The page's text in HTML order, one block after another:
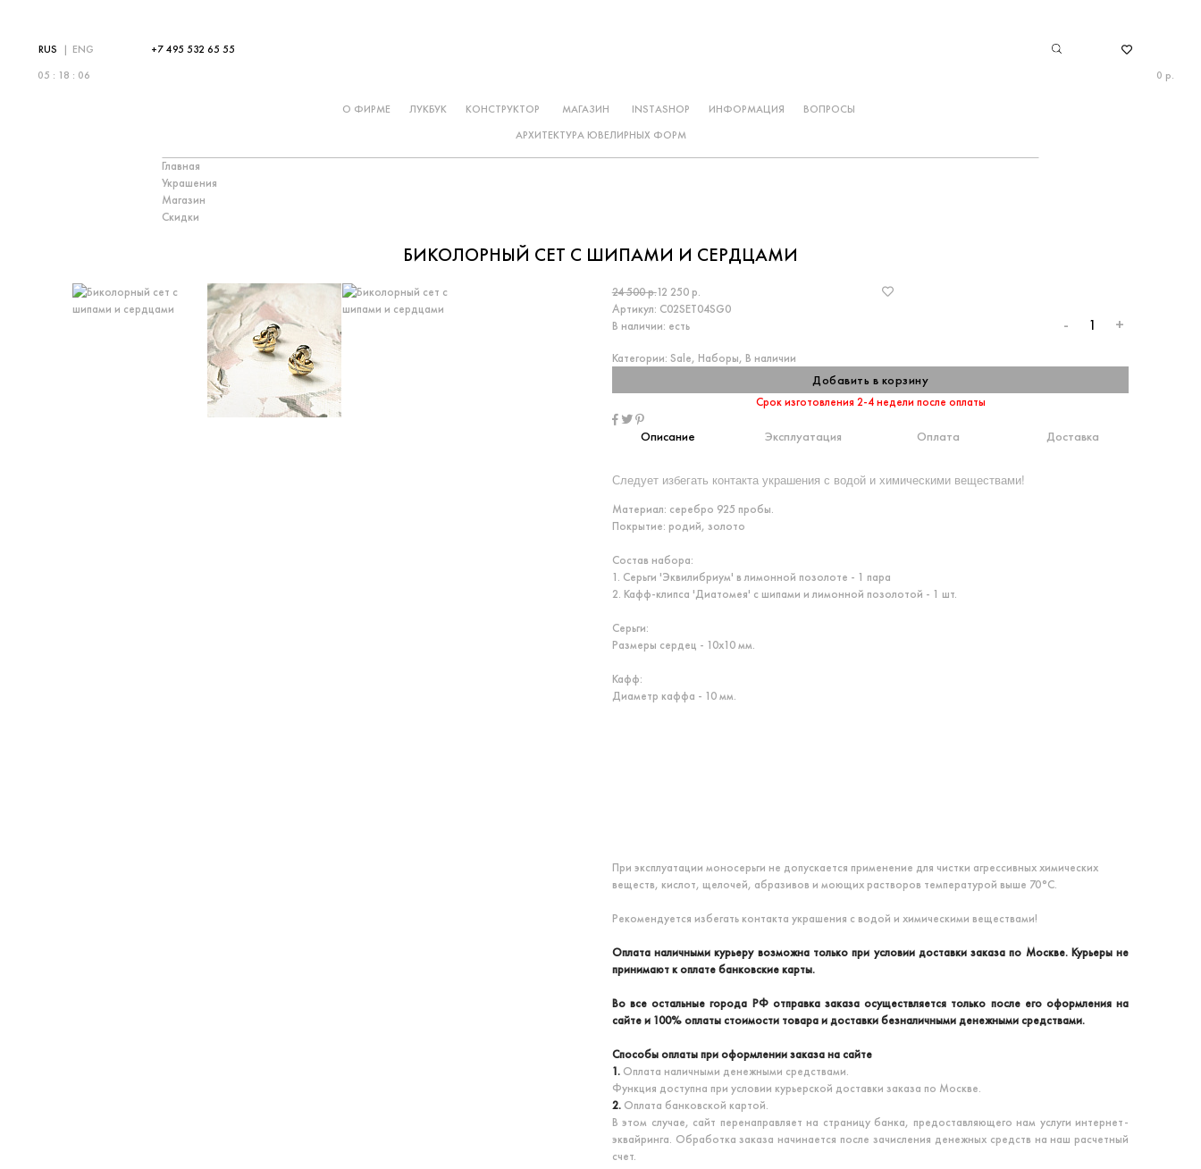
RUS | ENG
05 : 18 : 06
+7 495 532 65 55
0 р.
О ФИРМЕ ЛУКБУК КОНСТРУКТОР МАГАЗИН INSTASHOP ИНФОРМАЦИЯ
ВОПРОСЫ
АРХИТЕКТУРА ЮВЕЛИРНЫХ ФОРМ
Главная
Украшения
Магазин
Скидки
БИКОЛОРНЫЙ СЕТ С ШИПАМИ И СЕРДЦАМИ
24 500 р.12 250 р.
Артикул: С02SET04SG0
В наличии: есть - +
Категории: Sale, Наборы, В наличии
Добавить в корзину
Срок изготовления 2-4 недели после оплаты
Описание Эксплуатация Оплата Доставка
Следует избегать контакта украшения с водой и химическими веществами!
Материал: серебро 925 пробы.
Покрытие: родий, золото
Состав набора:
1. Серьги 'Эквилибриум' в лимонной позолоте - 1 пара
2. Кафф-клипса 'Диатомея' с шипами и лимонной позолотой - 1 шт.
Серьги:
Размеры сердец - 10x10 мм.
Кафф:
Диаметр каффа - 10 мм.
При эксплуатации моносерьги не допускается применение для чистки агрессивных химических
веществ, кислот, щелочей, абразивов и моющих растворов температурой выше 70°С.
Рекомендуется избегать контакта украшения с водой и химическими веществами!
Оплата наличными курьеру возможна только при условии доставки заказа по Москве. Курьеры не
принимают к оплате банковские карты.
Во все остальные города РФ отправка заказа осуществляется только после его оформления на
сайте и 100% оплаты стоимости товара и доставки безналичными денежными средствами.
Способы оплаты при оформлении заказа на сайте
1.Оплата наличными денежными средствами.
Функция доступна при условии курьерской доставки заказа по Москве.
2.Оплата банковской картой.
В этом случае, сайт перенаправляет на страницу банка, предоставляющего нам услуги интернет-
эквайринга. Обработка заказа начинается после зачисления денежных средств на наш расчетный
счет.